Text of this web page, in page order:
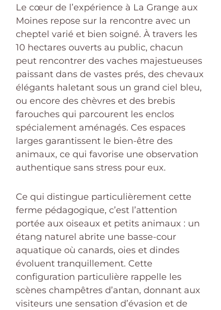
Le cœur de l’expérience à La Grange aux
Moines repose sur la rencontre avec un
cheptel varié et bien soigné. À travers les
10 hectares ouverts au public, chacun
peut rencontrer des vaches majestueuses
paissant dans de vastes prés, des chevaux
élégants haletant sous un grand ciel bleu,
ou encore des chèvres et des brebis
farouches qui parcourent les enclos
spécialement aménagés. Ces espaces
larges garantissent le bien-être des
animaux, ce qui favorise une observation
authentique sans stress pour eux.
Ce qui distingue particulièrement cette
ferme pédagogique, c’est l’attention
portée aux oiseaux et petits animaux : un
étang naturel abrite une basse-cour
aquatique où canards, oies et dindes
évoluent tranquillement. Cette
configuration particulière rappelle les
scènes champêtres d’antan, donnant aux
visiteurs une sensation d’évasion et de